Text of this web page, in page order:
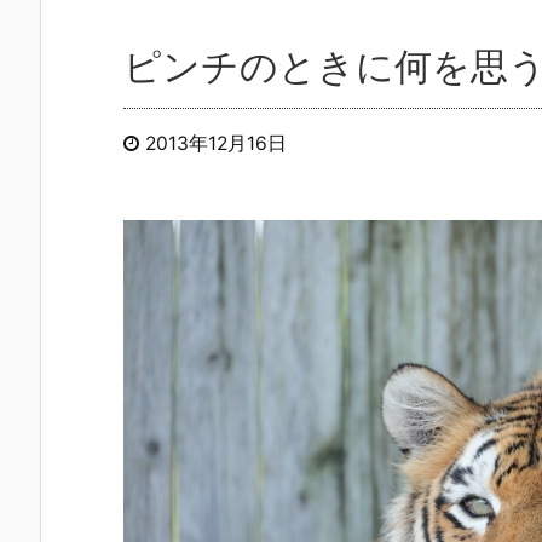
ピンチのときに何を思
2013年12月16日